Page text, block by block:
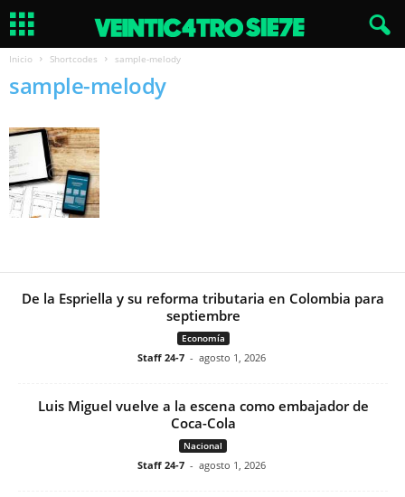
Inicio Shortcodes sample-melody
sample-melody
De la Espriella y su reforma tributaria en Colombia para
septiembre
Economía
Staff 24-7 - agosto 1, 2026
Luis Miguel vuelve a la escena como embajador de
Coca-Cola
Nacional
Staff 24-7 - agosto 1, 2026